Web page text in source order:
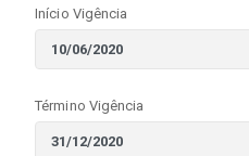
Início Vigência
Término Vigência